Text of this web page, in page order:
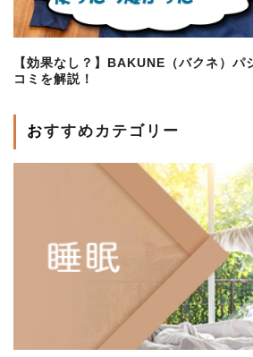
【効果なし？】BAKUNE（バクネ）パ
コミを解説！
おすすめカテゴリー